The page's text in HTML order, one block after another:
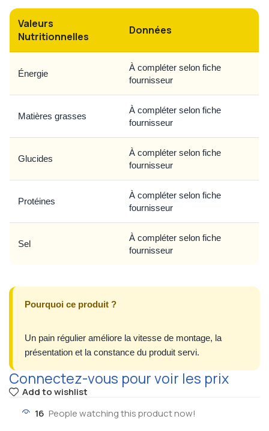
Valeurs
Nutritionnelles
Données
Énergie
À compléter selon fiche
fournisseur
Matières grasses
À compléter selon fiche
fournisseur
Glucides
À compléter selon fiche
fournisseur
Protéines
À compléter selon fiche
fournisseur
Sel
À compléter selon fiche
fournisseur
Pourquoi ce produit ?
Un pain régulier améliore la vitesse de montage, la
présentation et la constance du produit servi.
Connectez-vous pour voir les prix
Add to wishlist
16 People watching this product now!